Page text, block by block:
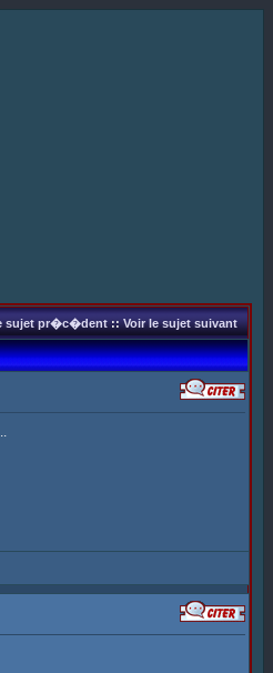
sujet pr�c�dent::Voir le sujet suivant